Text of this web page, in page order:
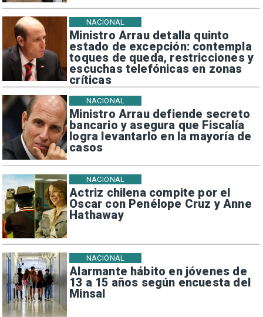
Ministro Arrau detalla quinto
estado de excepción: contempla
toques de queda, restricciones y
escuchas telefónicas en zonas
críticas
NACIONAL
Ministro Arrau defiende secreto
bancario y asegura que Fiscalía
logra levantarlo en la mayoría de
casos
NACIONAL
Actriz chilena compite por el
Oscar con Penélope Cruz y Anne
Hathaway
NACIONAL
Alarmante hábito en jóvenes de
13 a 15 años según encuesta del
Minsal
NACIONAL